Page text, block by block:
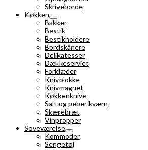
Skriveborde
Køkken
Bakker
Bestik
Bestikholdere
Bordskånere
Delikatesser
Dækkeserviet
Forklæder
Knivblokke
Knivmagnet
Køkkenknive
Salt og peber kværn
Skærebræt
Vinpropper
Soveværelse
Kommoder
Sengetøj